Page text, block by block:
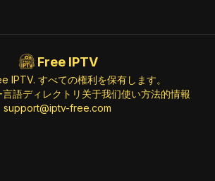
Free IPTV
IPTV. すべての権利を保有します。
言語ディレクトリ 关于我们使い方法的情報
support@iptv-free.com